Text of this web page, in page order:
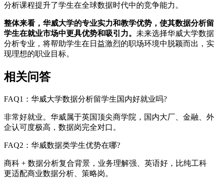
分析课程提升了学生在全球数据时代中的竞争能力。
整体来看，华威大学的专业实力和教学优势，使其数据分析留
学生在就业市场中更具优势和吸引力。 未来选择华威大学数据
分析专业，将帮助学生在日益激烈的职场环境中脱颖而出，实
现理想的职业目标。
相关问答
FAQ1：华威大学数据分析留学生国内好就业吗?
非常好就业。华威属于英国顶尖商学院，国内大厂、金融、外
企认可度极高，数据岗完全对口。
FAQ2：华威数据类学生优势在哪?
商科 + 数据分析复合背景，业务理解强、英语好，比纯工科
更适配商业数据分析、策略岗。